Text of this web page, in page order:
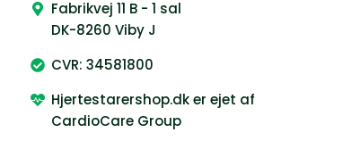
Fabrikvej 11 B - 1 sal
DK-8260 Viby J
CVR: 34581800
Hjertestarershop.dk er ejet af
CardioCare Group